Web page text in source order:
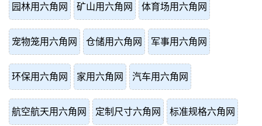
园林用六角网 矿山用六角网 体育场用六角网
宠物笼用六角网 仓储用六角网 军事用六角网
环保用六角网 家用六角网 汽车用六角网
航空航天用六角网 定制尺寸六角网 标准规格六角网